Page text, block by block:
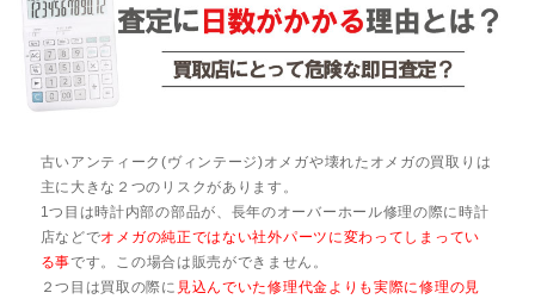
古いアンティーク(ヴィンテージ)オメガや壊れたオメガの買取りは
主に大きな２つのリスクがあります。
1つ目は時計内部の部品が、長年のオーバーホール修理の際に時計
店などでオメガの純正ではない社外パーツに変わってしまってい
る事です。この場合は販売ができません。
２つ目は買取の際に 見込んでいた修理代金よりも実際に修理の見